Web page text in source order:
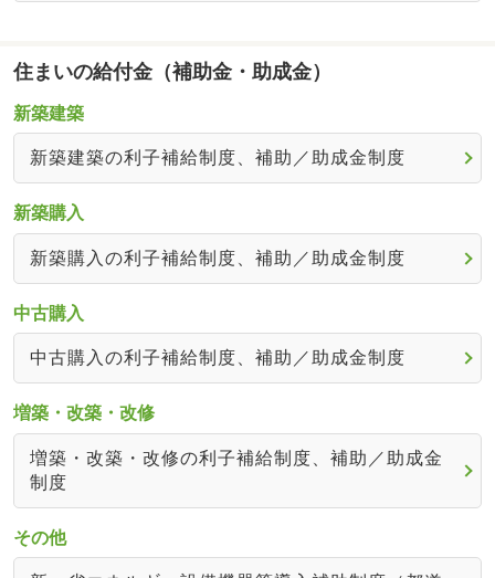
住まいの給付金（補助金・助成金）
新築建築
新築建築の利子補給制度、補助／助成金制度
新築購入
新築購入の利子補給制度、補助／助成金制度
中古購入
中古購入の利子補給制度、補助／助成金制度
増築・改築・改修
増築・改築・改修の利子補給制度、補助／助成金
制度
その他